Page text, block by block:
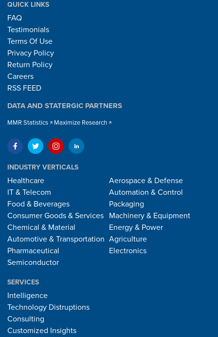
QUICK LINKS
FAQ
Testimonials
Terms Of Use
Privacy Policy
Return Policy
Careers
RSS FEED
DATA AND STATERGIC PARTNERS
MMR Statistics Maximize Research
INDUSTRY VERTICALS
Healthcare
IT & Telecom
Food & Beverages
Consumer Goods & Services
Chemical & Material
Automotive & Transportation
Pharmaceutical
Semiconductor
Aerospace & Defense
Automation & Control
Packaging
Machinery & Equipment
Energy & Power
Agriculture
Electronics
SERVICES
Intelligence
Technology Distruptions
Consulting
Customized Insights